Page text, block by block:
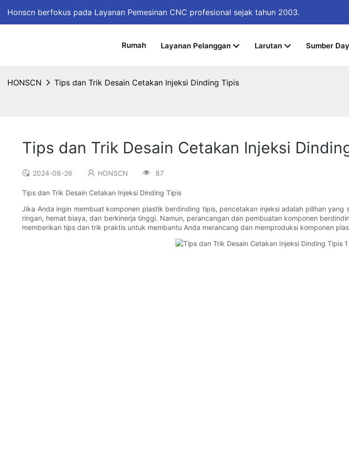
Honscn berfokus pada Layanan Pemesinan CNC profesional sejak tahun 2003.
Rumah Layanan Pelanggan Larutan Sumber
HONSCN Tips dan Trik Desain Cetakan Injeksi Dinding Tipis
Tips dan Trik Desain Cetakan Injeksi
2024-08-26 HONSCN 87
Tips dan Trik Desain Cetakan Injeksi Dinding Tipis
Jika Anda ingin membuat komponen plastik berdinding tipis, pencetakan injeksi adalah pilihan
ringan, hemat biaya, dan berkinerja tinggi. Namun, perancangan dan pembuatan komponen
memberikan tips dan trik praktis untuk membantu Anda merancang dan memproduksi komponen